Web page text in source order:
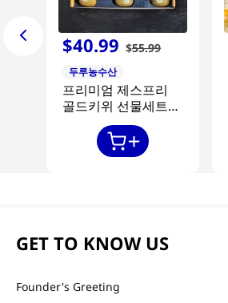
$40.99 $55.99
두루농수산
프리미엄 제스프리
골드키위 선물세트
GET TO KNOW US
Founder's Greeting